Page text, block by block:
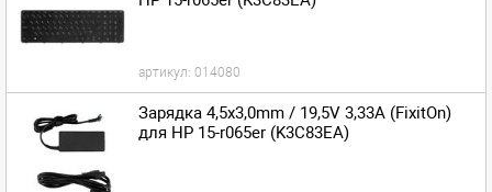
артикул: 014080
Зарядка 4,5x3,0mm / 19,5V 3,33A (FixitOn)
для HP 15-r065er (K3C83EA)